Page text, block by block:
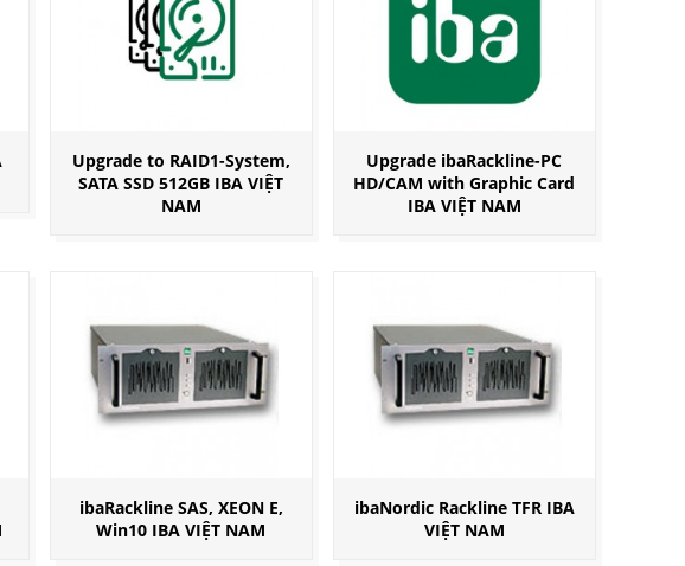
Upgrade to RAID1-System,
SATA SSD 512GB IBA VIỆT
NAM
Upgrade ibaRackline-PC
HD/CAM with Graphic Card
IBA VIỆT NAM
ibaRackline SAS, XEON E,
Win10 IBA VIỆT NAM
ibaNordic Rackline TFR IBA
VIỆT NAM